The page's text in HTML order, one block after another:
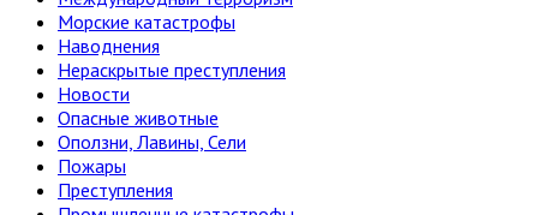
Морские катастрофы
Наводнения
Нераскрытые преступления
Новости
Опасные животные
Оползни, Лавины, Сели
Пожары
Преступления